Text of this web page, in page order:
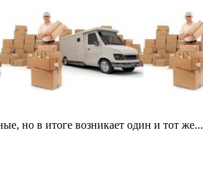
но в итоге возникает один и тот же...